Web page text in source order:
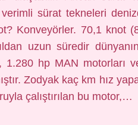
sürat tekneleri
Konveyörler. 70,1 knot
uzun süredir
hp MAN motorları
Zodyak kaç km hız
çalıştırılan bu motor,…